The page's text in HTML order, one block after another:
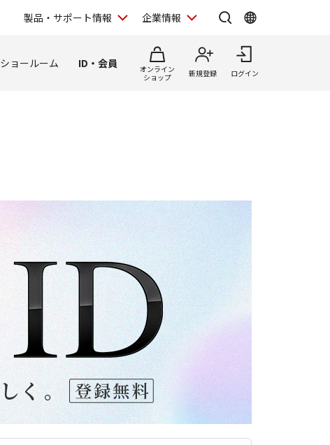
製品・サポート情報 企業情報
ショールーム ID・会員
オンライン
ショップ
新規登録 ログイン